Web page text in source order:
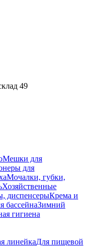
49
Мешки для
для
Мочалки, губки,
Хозяйственные
диспенсерыКрема и
бассейнаЗимний
гигиена
линейкаДля пищевой